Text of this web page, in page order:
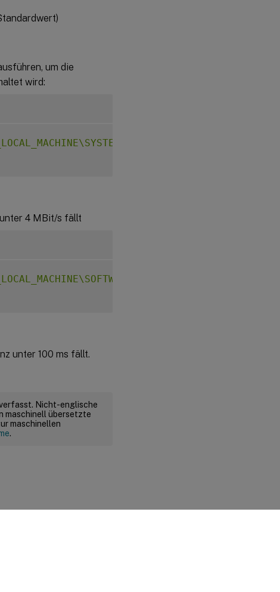
um die
wird:
4 MBit/s fällt
unter 100 ms fällt.
Nicht-englische
maschinell übersetzte
maschinellen
.